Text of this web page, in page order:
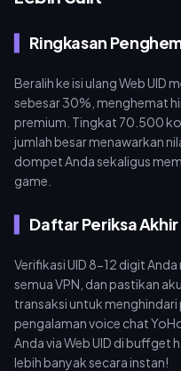
Ringkasan
Beralih ke isi ulang Web UID
sebesar 30%, menghemat
premium. Tingkat 70.500
jumlah besar menawarkan
dompet Anda sekaligus
game.
Daftar Periksa
Verifikasi UID 8-12 digit
semua VPN, dan pastikan
transaksi untuk menghindari
pengalaman voice chat
Anda via Web UID di buffget
lebih banyak secara instan!